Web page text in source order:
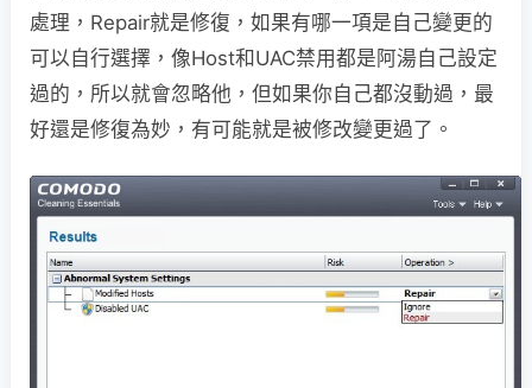
處理，Repair就是修復，如果有哪一項是自己變更的
可以自行選擇，像Host和UAC禁用都是阿湯自己設定
過的，所以就會忽略他，但如果你自己都沒動過，最
好還是修復為妙，有可能就是被修改變更過了。